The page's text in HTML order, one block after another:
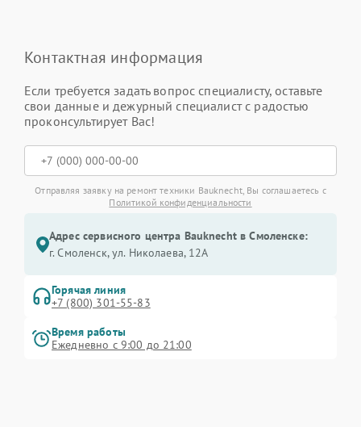
Контактная информация
Если требуется задать вопрос специалисту, оставьте
свои данные и дежурный специалист с радостью
проконсультирует Вас!
Отправляя заявку на ремонт техники Bauknecht, Вы соглашаетесь с
Политикой конфиденциальности
Адрес сервисного центра Bauknecht в Смоленске:
г. Смоленск, ул. Николаева, 12А
Горячая линия
+7 (800) 301-55-83
Время работы
Ежедневно с 9:00 до 21:00